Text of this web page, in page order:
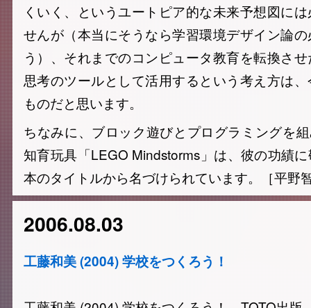
くいく、というユートピア的な未来予想図に
せんが（本当にそうなら学習環境デザイン論
う）、それまでのコンピュータ教育を転換さ
思考のツールとして活用するという考え方は
ものだと思います。
ちなみに、ブロック遊びとプログラミングを
知育玩具「LEGO Mindstorms」は、彼の功績
本のタイトルから名づけられています。［平野
2006.08.03
工藤和美 (2004) 学校をつくろう！